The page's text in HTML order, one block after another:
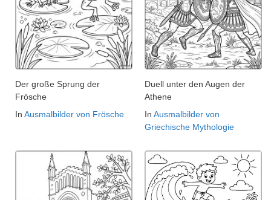
Der große Sprung der
Frösche
In Ausmalbilder von Frösche
Duell unter den Augen der
Athene
In Ausmalbilder von
Griechische Mythologie